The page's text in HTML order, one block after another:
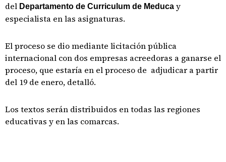
del Departamento de Curriculum de Meduca y
especialista en las asignaturas.
El proceso se dio mediante licitación pública
internacional con dos empresas acreedoras a ganarse el
proceso, que estaría en el proceso de adjudicar a partir
del 19 de enero, detalló.
Los textos serán distribuidos en todas las regiones
educativas y en las comarcas.